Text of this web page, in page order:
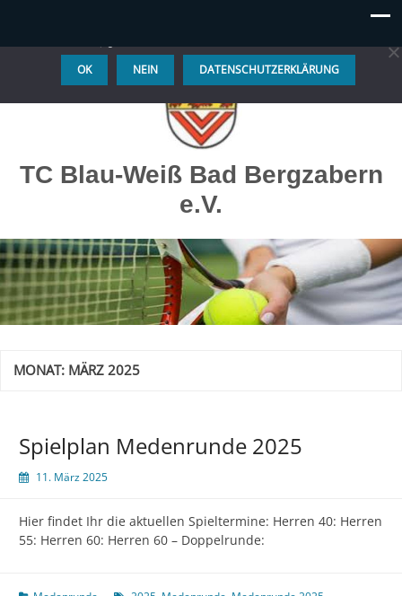
TC Blau-Weiß Bad Bergzabern
e.V.
MONAT: MÄRZ 2025
Spielplan Medenrunde 2025
11. März 2025
Hier findet Ihr die aktuellen Spieltermine: Herren 40: Herren
55: Herren 60: Herren 60 – Doppelrunde:
OK NEIN DATENSCHUTZERKLÄRUNG